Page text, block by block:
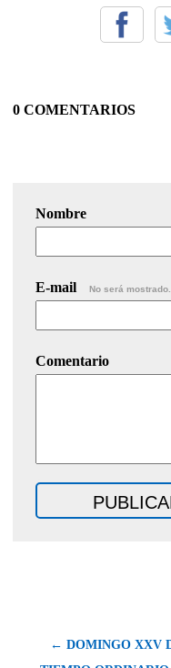
0 COMENTARIOS
Nombre
E-mail No será mostrado.
Comentario
← DOMINGO XXV